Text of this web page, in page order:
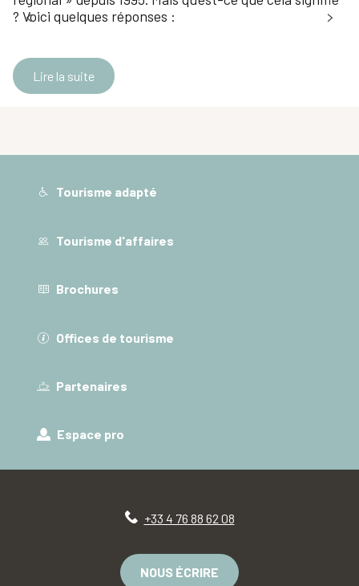
? Voici quelques réponses :
Lire la suite
Tourisme adapté
Tourisme d'affaires
Brochures
Offices de tourisme
Partenaires
Espace pro
+33 4 76 88 62 08
NOUS ÉCRIRE